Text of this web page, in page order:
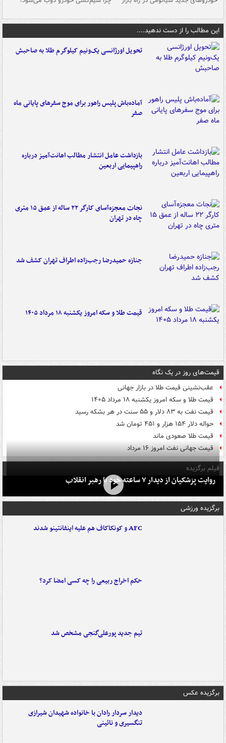
این مطالب را از دست ندهید....
تحویل اورژانسی یک‌ونیم کیلوگرم طلا به صاحبش
آماده‌باش پلیس راهور برای موج سفرهای پایانی ماه
صفر
بازداشت عامل انتشار مطالب اهانت‌آمیز درباره
راهپیمایی اربعین
نجات معجزه‌آسای کارگر ۲۲ ساله از عمق ۱۵ متری
چاه در تهران
جنازه حمیدرضا رجب‌زاده اطراف تهران کشف شد
قیمت طلا و سکه امروز یکشنبه ۱۸ مرداد ۱۴۰۵
قیمت‌های روز در یک نگاه
عقب‌نشینی قیمت طلا در بازار جهانی
قیمت طلا و سکه امروز یکشنبه ۱۸ مرداد ۱۴۰۵
قیمت نفت به ۸۳ دلار و ۵۵ سنت در هر بشکه رسید
حواله دلار ۱۵۴ هزار و ۴۵۱ تومان شد
قیمت طلا صعودی ماند
قیمت جهانی نفت امروز ۱۶ مرداد
فیلم برگزیده
روایت پزشکیان از دیدار ۷ ساعته خود با رهبر انقلاب
برگزیده ورزشی
AFC و کونکاکاف هم علیه اینفانتینو شدند
حکم اخراج ربیعی را چه کسی امضا کرد؟
تیم جدید پورعلی‌گنجی مشخص شد
برگزیده عکس
دیدار سردار رادان با خانواده‌ شهیدان شیرازی
تنگسیری و نائینی